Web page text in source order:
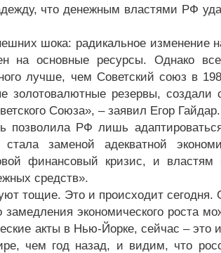
что денежным властями РФ
шока: радикальное изменение
на основные ресурсы. Однако
лучше, чем Советский союз в
золотовалютные резервы, создали
Союза», – заявил Егор Гайдар.
позволила РФ лишь
заменой адекватной
финансовый кризис, и властям
средств».
тощие. Это и происходит сегодня.
экономического роста
акты в Нью-Йорке, сейчас – это
чем год назад, и видим, что